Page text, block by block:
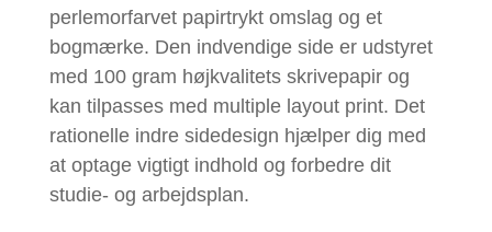
perlemorfarvet papirtrykt omslag og et
bogmærke. Den indvendige side er udstyret
med 100 gram højkvalitets skrivepapir og
kan tilpasses med multiple layout print. Det
rationelle indre sidedesign hjælper dig med
at optage vigtigt indhold og forbedre dit
studie- og arbejdsplan.